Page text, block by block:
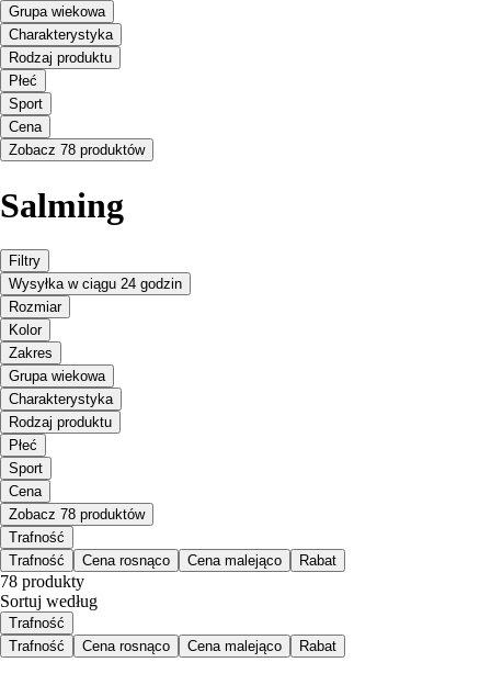
Grupa wiekowa
Charakterystyka
Rodzaj produktu
Płeć
Sport
Cena
Zobacz 78 produktów
Salming
Filtry
Wysyłka w ciągu 24 godzin
Rozmiar
Kolor
Zakres
Grupa wiekowa
Charakterystyka
Rodzaj produktu
Płeć
Sport
Cena
Zobacz 78 produktów
Trafność
Trafność
Cena rosnąco Cena malejąco Rabat
78 produkty
Sortuj według
Trafność
Trafność
Cena rosnąco Cena malejąco Rabat